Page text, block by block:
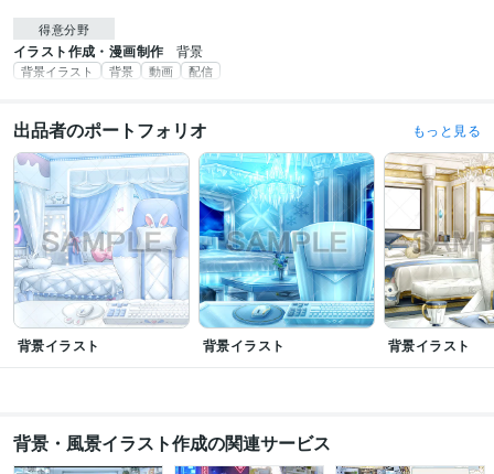
得意分野
イラスト作成・漫画制作 背景
背景イラスト 背景 動画 配信
出品者のポートフォリオ もっと見る
背景イラスト 背景イラスト 背景イラスト
背景・風景イラスト作成の関連サービス